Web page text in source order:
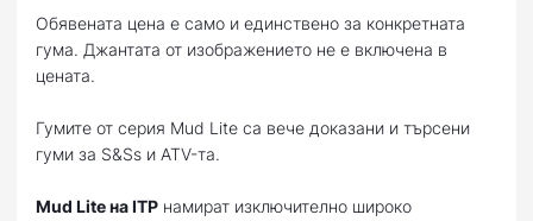
Обявената цена е само и единствено за конкретната
гума. Джантата от изображението не е включена в
цената.
Гумите от серия Mud Lite са вече доказани и търсени
гуми за S&Ss и ATV-та.
Mud Lite на ITP намират изключително широко